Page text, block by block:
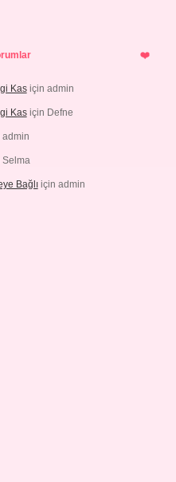
Kasiçin admin
Kasiçin Defne
admin
Selma
Bağlıiçin admin